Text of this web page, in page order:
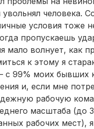
человека.
условия тоже
пропускаешь
мало волнует, как
к этому я
с 99% моих бывших
и, если мне
рабочую
масштаба (до
рабочих мест),